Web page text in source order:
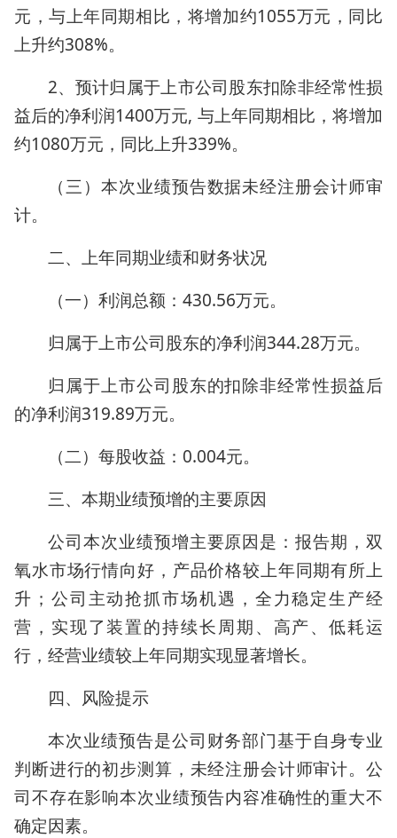
元，与上年同期相比，将增加约1055万元，同比
上升约308%。
2、预计归属于上市公司股东扣除非经常性损
益后的净利润1400万元, 与上年同期相比，将增加
约1080万元，同比上升339%。
（三）本次业绩预告数据未经注册会计师审
计。
二、上年同期业绩和财务状况
（一）利润总额：430.56万元。
归属于上市公司股东的净利润344.28万元。
归属于上市公司股东的扣除非经常性损益后
的净利润319.89万元。
（二）每股收益：0.004元。
三、本期业绩预增的主要原因
公司本次业绩预增主要原因是：报告期，双
氧水市场行情向好，产品价格较上年同期有所上
升；公司主动抢抓市场机遇，全力稳定生产经
营，实现了装置的持续长周期、高产、低耗运
行，经营业绩较上年同期实现显著增长。
四、风险提示
本次业绩预告是公司财务部门基于自身专业
判断进行的初步测算，未经注册会计师审计。公
司不存在影响本次业绩预告内容准确性的重大不
确定因素。